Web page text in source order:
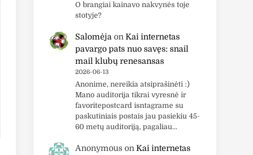
O brangiai kainavo nakvynės toje
stotyje?
Salomėja on Kai internetas
pavargo pats nuo savęs: snail
mail klubų renesansas
2026-06-13
Anonime, nereikia atsiprašinėti :)
Mano auditorija tikrai vyresnė ir
favoritepostcard isntagrame su
paskutiniais postais jau pasiekiu 45-
60 metų auditoriją, pagaliau…
Anonymous on Kai internetas